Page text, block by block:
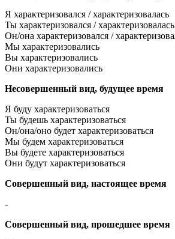
Я характеризовался / характеризовалась
Ты характеризовался / характеризовалась
Он/она характеризовался /
Мы характеризовались
Вы характеризовались
Они характеризовались
Несовершенный вид, будущее время
Я буду характеризоваться
Ты будешь характеризоваться
Он/она/оно будет характеризоваться
Мы будем характеризоваться
Вы будете характеризоваться
Они будут характеризоваться
Совершенный вид, настоящее время
-
Совершенный вид, прошедшее время